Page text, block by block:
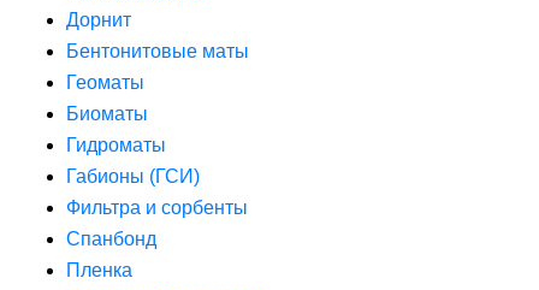
Дорнит
Бентонитовые маты
Геоматы
Биоматы
Гидроматы
Габионы (ГСИ)
Фильтра и сорбенты
Спанбонд
Пленка